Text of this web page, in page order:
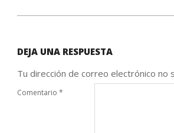
DEJA UNA RESPUESTA
Tu dirección de correo electrónico no
Comentario *